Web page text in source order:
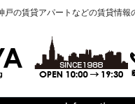
の賃貸アパートなどの賃貸情報